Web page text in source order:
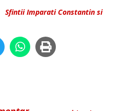
Sfintii Imparati Constantin si